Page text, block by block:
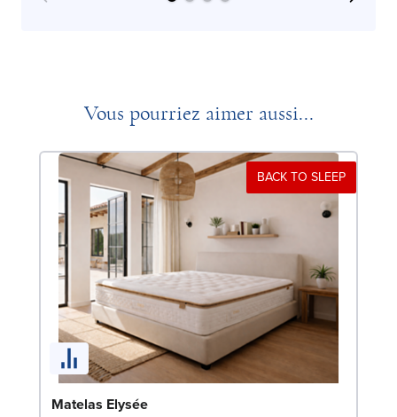
Vous pourriez aimer aussi...
BACK TO SLEEP
Matelas Elysée